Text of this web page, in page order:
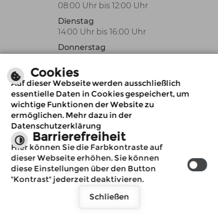
08:00 Uhr bis 12:00 Uhr
Dienstag
14:00 Uhr bis 16:00 Uhr
Donnerstag
Oder nach Vereinbarung
auch außerhalb der
üblichen
Öffnungszeiten.
Impressum
Immer auf dem
neuesten Stand
www.billigheim.de
möchte Ihnen
senden
Immer auf dem
neuesten Stand
www.billigheim.de
möchte Ihnen
senden
Cookies
Auf dieser Webseite werden ausschließlich
essentielle Daten in Cookies gespeichert, um
wichtige Funktionen der Website zu
ermöglichen. Mehr dazu in der
Datenschutzerklärung
Barrierefreiheit
Hier können Sie die Farbkontraste auf
dieser Webseite erhöhen. Sie können
diese Einstellungen über den Button
"Kontrast" jederzeit deaktivieren.
Schließen